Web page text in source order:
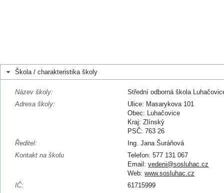
Škola / charakteristika školy
Název školy:
Střední odborná škola
Adresa školy:
Ulice: Masarykova 101
Obec: Luhačovice
Kraj: Zlínský
PSČ: 763 26
Ředitel:
Ing. Jana Šuráňová
Kontakt na školu
Telefon: 577 131 067
Email:vedeni@sosluhac.cz
Web:www.sosluhac.cz
IČ:
61715999